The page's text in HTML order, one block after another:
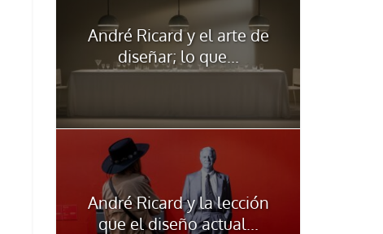
André Ricard y el arte de
diseñar; lo que...
André Ricard y la lección
que el diseño actual...